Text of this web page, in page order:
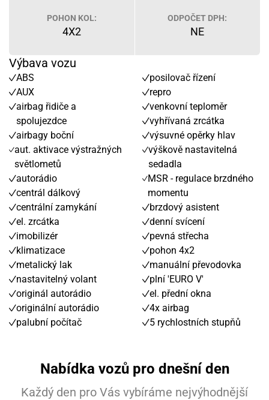
POHON KOL:
4X2
ODPOČET DPH:
NE
Výbava vozu
ABS
AUX
airbag řidiče a
spolujezdce
airbagy boční
aut. aktivace výstražných
světlometů
autorádio
centrál dálkový
centrální zamykání
el. zrcátka
imobilizér
klimatizace
metalický lak
nastavitelný volant
originál autorádio
originální autorádio
palubní počítač
posilovač řízení
repro
venkovní teploměr
vyhřívaná zrcátka
výsuvné opěrky hlav
výškově nastavitelná
sedadla
MSR - regulace brzdného
momentu
brzdový asistent
denní svícení
pevná střecha
pohon 4x2
manuální převodovka
plní 'EURO V'
el. přední okna
4x airbag
5 rychlostních stupňů
Nabídka vozů pro dnešní den
Každý den pro Vás vybíráme nejvýhodnější